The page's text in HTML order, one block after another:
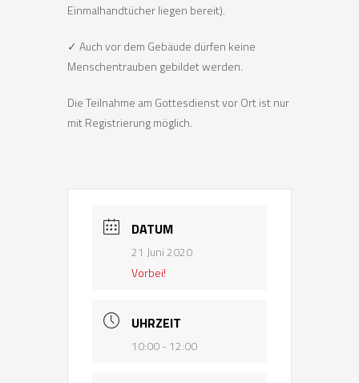
Einmalhandtücher liegen bereit).
✓ Auch vor dem Gebäude dürfen keine
Menschentrauben gebildet werden.
Die Teilnahme am Gottesdienst vor Ort ist nur
mit Registrierung möglich.
DATUM
21 Juni 2020
Vorbei!
UHRZEIT
10:00 - 12:00